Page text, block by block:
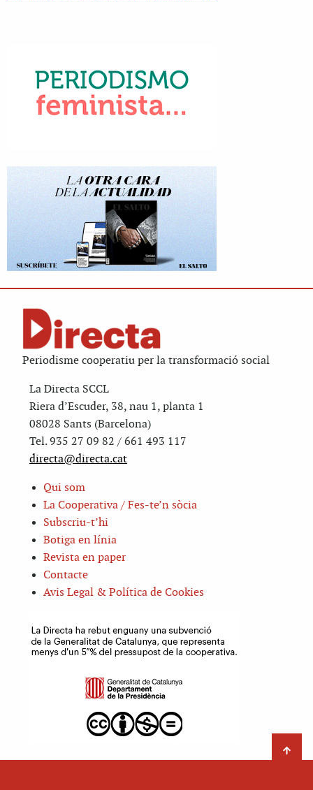
Periodisme cooperatiu per la transformació social
La Directa SCCL
Riera d’Escuder, 38, nau 1, planta 1
08028 Sants (Barcelona)
Tel. 935 27 09 82 / 661 493 117
directa@directa.cat
Qui som
La Cooperativa / Fes-te’n sòcia
Subscriu-t’hi
Botiga en línia
Revista en paper
Contacte
Avis Legal & Política de Cookies